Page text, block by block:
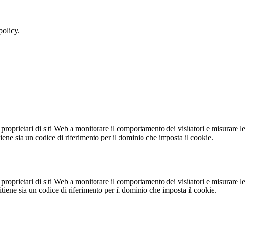
di siti Web a monitorare il comportamento dei visitatori e misurare le
sia un codice di riferimento per il dominio che imposta il cookie.
di siti Web a monitorare il comportamento dei visitatori e misurare le
sia un codice di riferimento per il dominio che imposta il cookie.